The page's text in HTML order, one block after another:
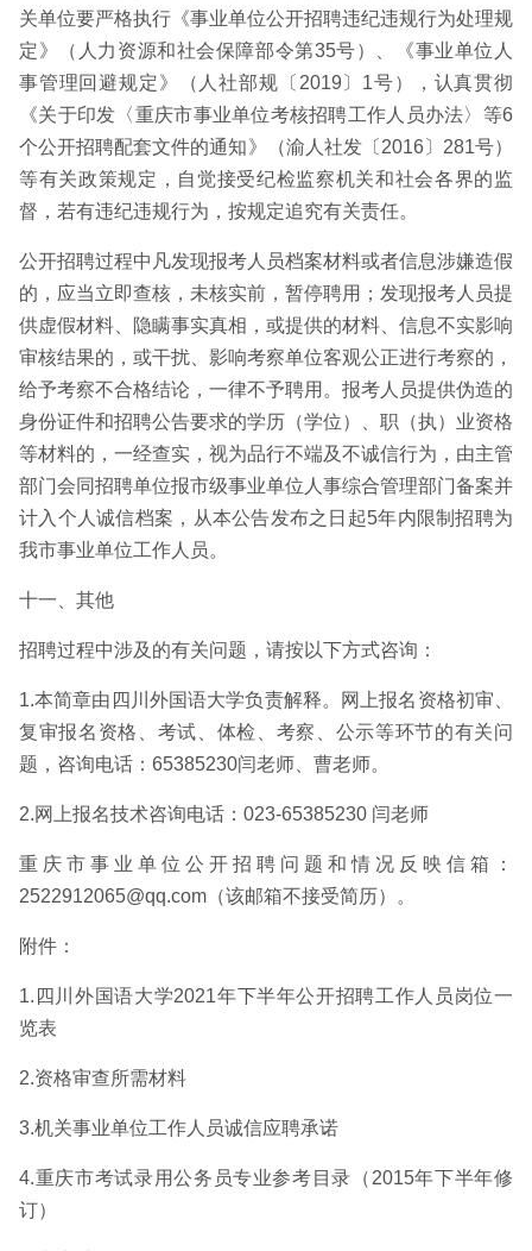
关单位要严格执行《事业单位公开招聘违纪违规行为处理规
定》（人力资源和社会保障部令第35号）、《事业单位人
事管理回避规定》（人社部规〔2019〕1号），认真贯彻
《关于印发〈重庆市事业单位考核招聘工作人员办法〉等6
个公开招聘配套文件的通知》（渝人社发〔2016〕281号）
等有关政策规定，自觉接受纪检监察机关和社会各界的监
督，若有违纪违规行为，按规定追究有关责任。
公开招聘过程中凡发现报考人员档案材料或者信息涉嫌造假
的，应当立即查核，未核实前，暂停聘用；发现报考人员提
供虚假材料、隐瞒事实真相，或提供的材料、信息不实影响
审核结果的，或干扰、影响考察单位客观公正进行考察的，
给予考察不合格结论，一律不予聘用。报考人员提供伪造的
身份证件和招聘公告要求的学历（学位）、职（执）业资格
等材料的，一经查实，视为品行不端及不诚信行为，由主管
部门会同招聘单位报市级事业单位人事综合管理部门备案并
计入个人诚信档案，从本公告发布之日起5年内限制招聘为
我市事业单位工作人员。
十一、其他
招聘过程中涉及的有关问题，请按以下方式咨询：
1.本简章由四川外国语大学负责解释。网上报名资格初审、
复审报名资格、考试、体检、考察、公示等环节的有关问
题，咨询电话：65385230闫老师、曹老师。
2.网上报名技术咨询电话：023-65385230 闫老师
重庆市事业单位公开招聘问题和情况反映信箱：
2522912065@qq.com（该邮箱不接受简历）。
附件：
1.四川外国语大学2021年下半年公开招聘工作人员岗位一
览表
2.资格审查所需材料
3.机关事业单位工作人员诚信应聘承诺
4.重庆市考试录用公务员专业参考目录（2015年下半年修
订）